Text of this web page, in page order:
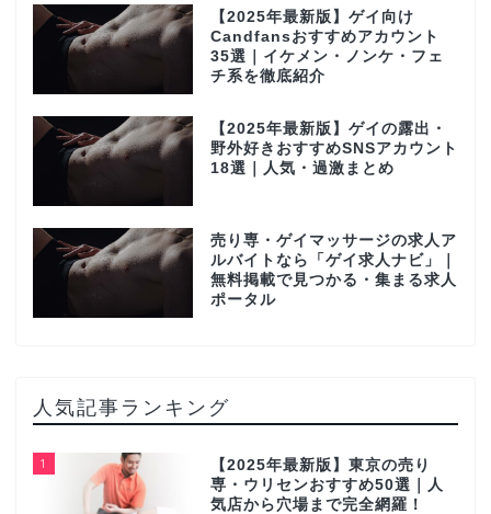
【2025年最新版】ゲイ向け
Candfansおすすめアカウント
35選｜イケメン・ノンケ・フェ
チ系を徹底紹介
【2025年最新版】ゲイの露出・
野外好きおすすめSNSアカウント
18選｜人気・過激まとめ
売り専・ゲイマッサージの求人ア
ルバイトなら「ゲイ求人ナビ」｜
無料掲載で見つかる・集まる求人
ポータル
人気記事ランキング
1
【2025年最新版】東京の売り
専・ウリセンおすすめ50選｜人
気店から穴場まで完全網羅！